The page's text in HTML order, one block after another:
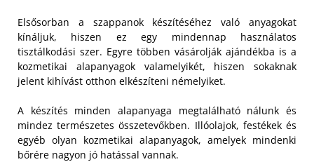
Elsősorban a szappanok készítéséhez való anyagokat
kínáljuk, hiszen ez egy mindennap használatos
tisztálkodási szer. Egyre többen vásárolják ajándékba is a
kozmetikai alapanyagok valamelyikét, hiszen sokaknak
jelent kihívást otthon elkészíteni némelyiket.
A készítés minden alapanyaga megtalálható nálunk és
mindez természetes összetevőkben. Illóolajok, festékek és
egyéb olyan kozmetikai alapanyagok, amelyek mindenki
bőrére nagyon jó hatással vannak.